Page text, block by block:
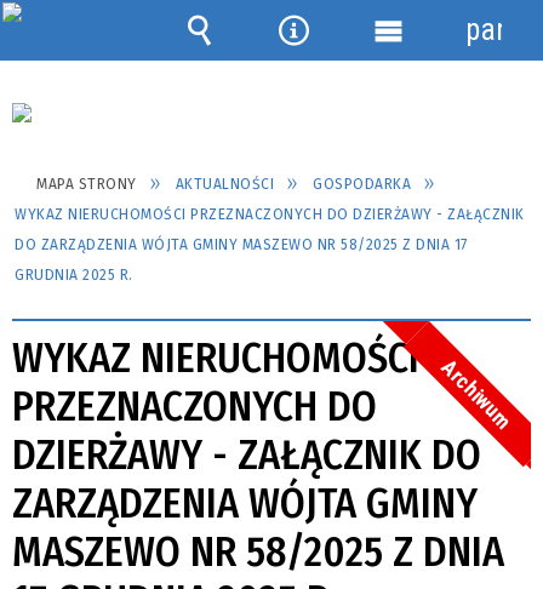
MAPA STRONY AKTUALNOŚCI
GOSPODARKA
WYKAZ NIERUCHOMOŚCI PRZEZNACZONYCH DO DZIERŻAWY - ZAŁĄCZNIK
DO ZARZĄDZENIA WÓJTA GMINY MASZEWO NR 58/2025 Z DNIA 17
GRUDNIA 2025 R.
WYKAZ NIERUCHOMOŚCI
PRZEZNACZONYCH DO
DZIERŻAWY - ZAŁĄCZNIK DO
ZARZĄDZENIA WÓJTA GMINY
MASZEWO NR 58/2025 Z DNIA
Archiwum
Wyszukiwarka
NarzędziaMenu
panel